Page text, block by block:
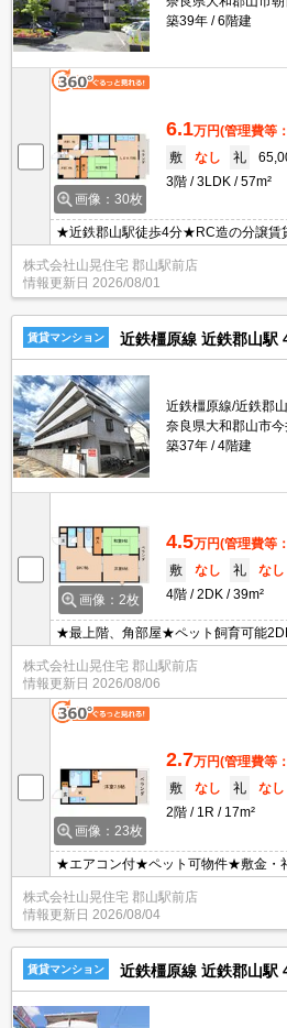
築39年
6階建
画像：30枚
6.1万円(管理費等
敷
なし 礼
3階
3LDK 57m²
★近鉄郡山駅徒歩4分★RC造の分譲賃
駅前の分譲賃貸♪♪お荷物の多い方や新
です！！都市ガス仕様で毎月の光熱費
ーホン付き！南向きで日当たりも良好
す♪
株式会社山晃住宅 郡山駅前店
情報更新日 2026/08/01
賃貸マンション 近鉄橿原線 近鉄郡山駅
近鉄橿原線/近鉄郡
奈良県大和郡山市
築37年
4階建
画像：2枚
4.5万円(管理費等
敷
なし 礼
なし
4階
2DK 39m²
★最上階、角部屋★ペット飼育可能
ス物件で光熱費を抑えることが出来
り、風通し良好です♪近鉄郡山駅、JR
な場所に立地☆ペットと一緒にお住
☆
株式会社山晃住宅 郡山駅前店
情報更新日 2026/08/06
画像：23枚
2.7万円(管理費等
敷
なし 礼
なし
2階
1R 17m²
★エアコン付★ペット可物件★敷金・
お得な家賃にご注目ください！！近鉄
な好立地♪初期費用・家賃ともにとっ
ペット飼育可能！！お部屋は広めの
アコン付き☆
株式会社山晃住宅 郡山駅前店
情報更新日 2026/08/04
賃貸マンション 近鉄橿原線 近鉄郡山駅